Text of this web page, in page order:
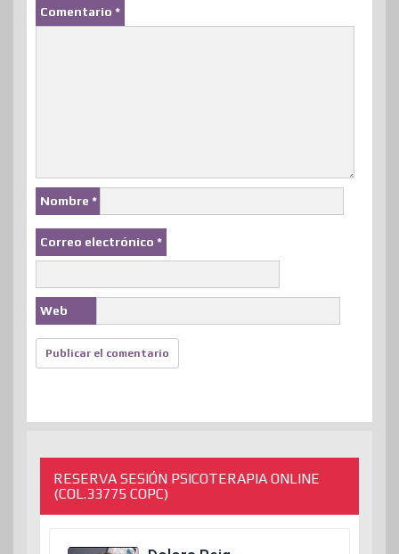
Comentario *
Nombre *
Correo electrónico *
Web
RESERVA SESIÓN PSICOTERAPIA ONLINE
(COL.33775 COPC)